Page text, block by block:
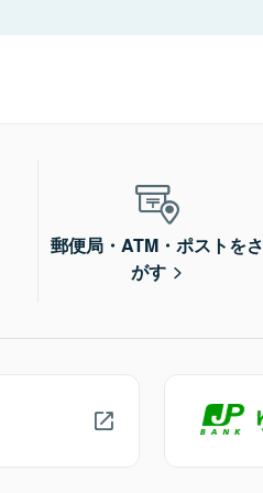
郵便局・ATM・ポストをさ
がす